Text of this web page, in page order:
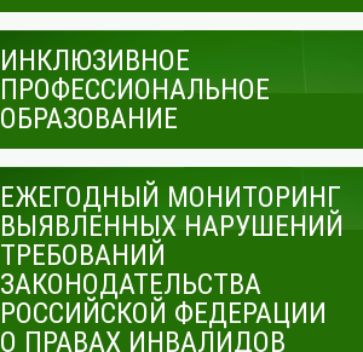
ИНКЛЮЗИВНОЕ
ПРОФЕССИОНАЛЬНОЕ
ОБРАЗОВАНИЕ
ЕЖЕГОДНЫЙ МОНИТОРИНГ
ВЫЯВЛЕННЫХ НАРУШЕНИЙ
ТРЕБОВАНИЙ
ЗАКОНОДАТЕЛЬСТВА
РОССИЙСКОЙ ФЕДЕРАЦИИ
О ПРАВАХ ИНВАЛИДОВ